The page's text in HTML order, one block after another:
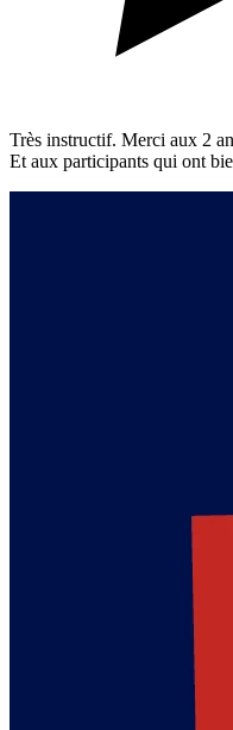
Très instructif. Merci aux 2
Et aux participants qui ont